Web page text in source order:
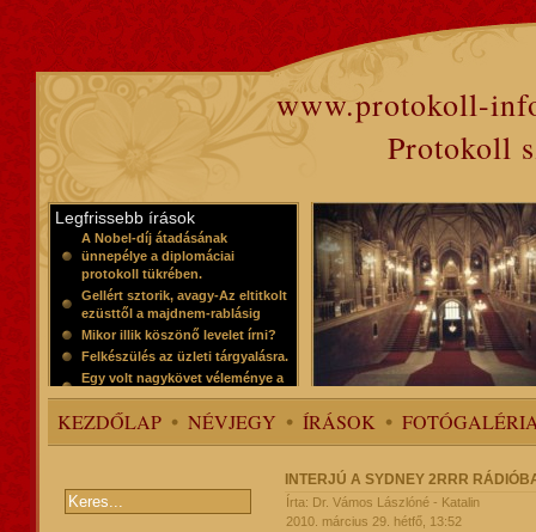
www.protokoll-
Protokoll
Legfrissebb írások
A Nobel-díj átadásának
ünnepélye a diplomáciai
protokoll tükrében.
Gellért sztorik, avagy-Az eltitkolt
ezüsttől a majdnem-rablásig
Mikor illik köszönő levelet írni?
Felkészülés az üzleti tárgyalásra.
Egy volt nagykövet véleménye a
protokollról
KEZDŐLAP NÉVJEGY ÍRÁSOK
INTERJÚ A SYDNEY 2RRR
Írta: Dr. Vámos Lászlóné - Katalin
2010. március 29. hétfő, 13:52